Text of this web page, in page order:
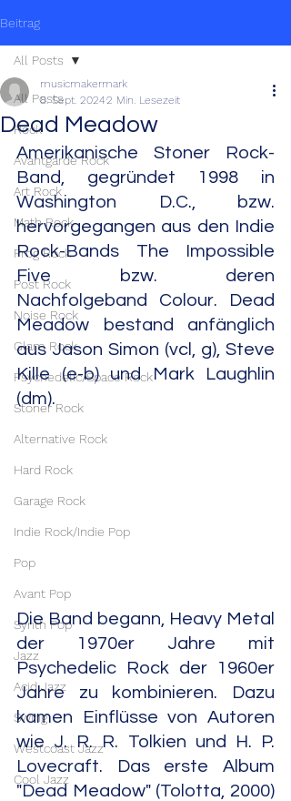
Beitrag
All Posts
Rock
Avantgarde Rock
Art Rock
Math Rock
Prog Rock
Post Rock
Noise Rock
Glam Rock
Psychedelic/Space Rock
Stoner Rock
Alternative Rock
Hard Rock
Garage Rock
Indie Rock/Indie Pop
Pop
Avant Pop
Synth Pop
Jazz
Acid Jazz
Swing
Westcoast Jazz
Cool Jazz
All Posts
Dead Meadow
musicmakermark
8. Sept. 20242 Min. Lesezeit
Amerikanische Stoner Rock-
Band, gegründet 1998 in
Washington D.C., bzw.
hervorgegangen aus den Indie
Rock-Bands The Impossible
Five bzw. deren
Nachfolgeband Colour. Dead
Meadow bestand anfänglich
aus Jason Simon (vcl, g), Steve
Kille (e-b) und Mark Laughlin
(dm).
Die Band begann, Heavy Metal
der 1970er Jahre mit
Psychedelic Rock der 1960er
Jahre zu kombinieren. Dazu
kamen Einflüsse von Autoren
wie J. R. R. Tolkien und H. P.
Lovecraft. Das erste Album
"Dead Meadow" (Tolotta, 2000)